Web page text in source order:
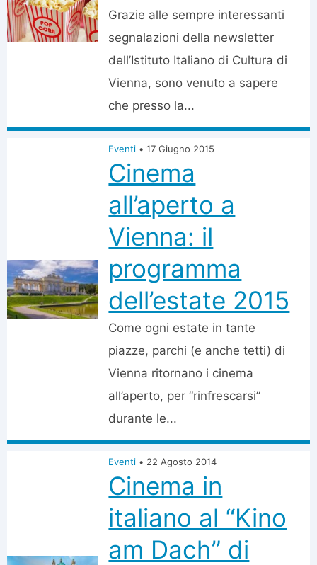
Grazie alle sempre interessanti
segnalazioni della newsletter
dell’Istituto Italiano di Cultura di
Vienna, sono venuto a sapere
che presso la...
Eventi • 17 Giugno 2015
Cinema
all’aperto a
Vienna: il
programma
dell’estate 2015
Come ogni estate in tante
piazze, parchi (e anche tetti) di
Vienna ritornano i cinema
all’aperto, per “rinfrescarsi”
durante le...
Eventi • 22 Agosto 2014
Cinema in
italiano al “Kino
am Dach” di